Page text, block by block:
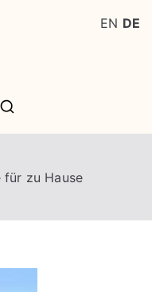
für zu Hause
EN DE